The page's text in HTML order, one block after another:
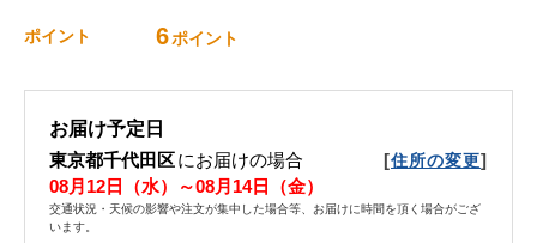
ポイント 6ポイント
お届け予定日
東京都千代田区にお届けの場合 [住所の変更]
08月12日（水）～08月14日（金）
交通状況・天候の影響や注文が集中した場合等、お届けに時間を頂く場合がござ
います。